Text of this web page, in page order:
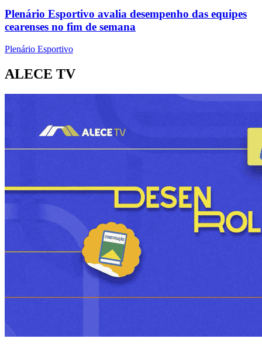
Plenário Esportivo avalia desempenho das equipes
cearenses no fim de semana
Plenário Esportivo
ALECE TV